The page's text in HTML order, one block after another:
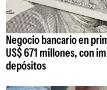
Negocio bancario en
US$ 671 millones, con
depósitos